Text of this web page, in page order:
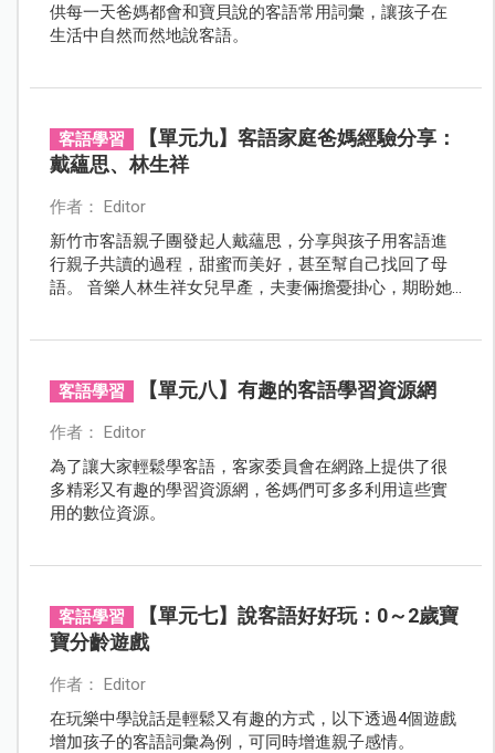
供每一天爸媽都會和寶貝說的客語常用詞彙，讓孩子在
生活中自然而然地說客語。
客語學習
【單元九】客語家庭爸媽經驗分享：
戴蘊思、林生祥
作者： Editor
新竹市客語親子團發起人戴蘊思，分享與孩子用客語進
行親子共讀的過程，甜蜜而美好，甚至幫自己找回了母
語。 音樂人林生祥女兒早產，夫妻倆擔憂掛心，期盼她
客語學習 【單元八】有趣的客語學習資源網
作者： Editor
為了讓大家輕鬆學客語，客家委員會在網路上提供了很
多精彩又有趣的學習資源網，爸媽們可多多利用這些實
用的數位資源。
客語學習
【單元七】說客語好好玩：0～2歲寶
寶分齡遊戲
作者： Editor
在玩樂中學說話是輕鬆又有趣的方式，以下透過4個遊戲
增加孩子的客語詞彙為例，可同時增進親子感情。